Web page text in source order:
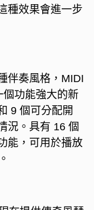
種效果會進一步
伴奏風格，MIDI
個功能強大的新
9 個可分配開
況。 具有 16 個
能，可用於播放